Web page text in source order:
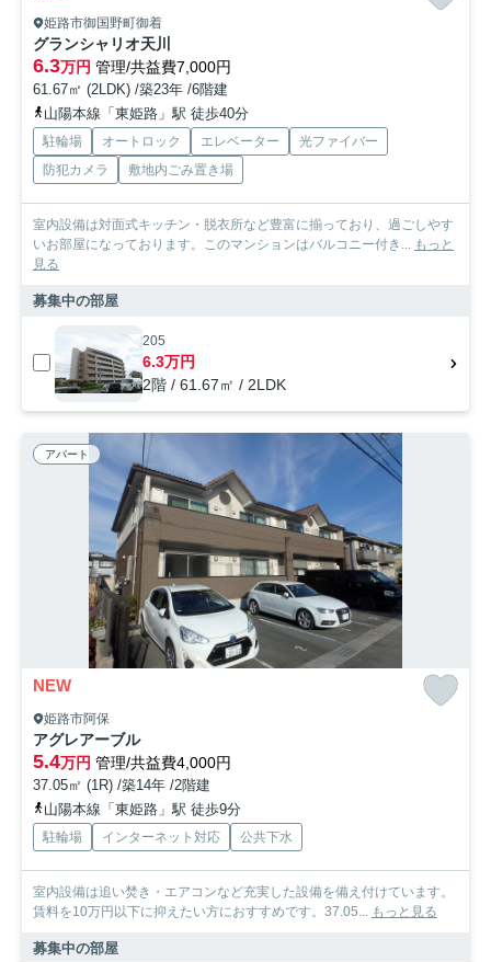
姫路市御国野町御着
グランシャリオ天川
6.3万円 管理/共益費7,000円
61.67㎡ (2LDK) /築23年 /6階建
山陽本線「東姫路」駅 徒歩40分
駐輪場 オートロック エレベーター
光ファイバー
防犯カメラ
敷地内ごみ置き場
室内設備は対面式キッチン・脱衣所など豊富に揃っており、過ごしやす
いお部屋になっております。このマンションはバルコニー付き... もっと
見る
募集中の部屋
205
6.3万円
2階 / 61.67㎡ / 2LDK
アパート
NEW
姫路市阿保
アグレアーブル
5.4万円 管理/共益費4,000円
37.05㎡ (1R) /築14年 /2階建
山陽本線「東姫路」駅 徒歩9分
駐輪場 インターネット対応 公共下水
室内設備は追い焚き・エアコンなど充実した設備を備え付けています。
賃料を10万円以下に抑えたい方におすすめです。37.05... もっと見る
募集中の部屋